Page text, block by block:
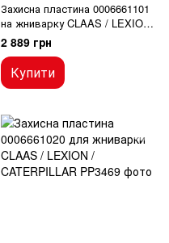
Захисна пластина 0006661101
на жниварку CLAAS / LEXION
/ CATERPILLAR
2 889 грн
Купити